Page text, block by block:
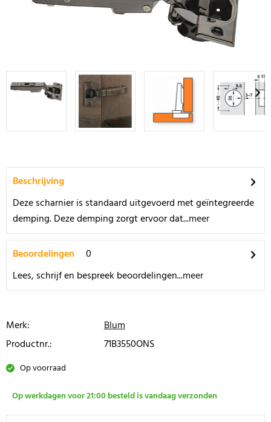
Beschrijving
Deze scharnier is standaard uitgevoerd met geïntegreerde
demping. Deze demping zorgt ervoor dat...meer
Beoordelingen
0
Lees, schrijf en bespreek beoordelingen...meer
Merk:
Blum
Productnr.:
71B3550ONS
Op voorraad
Op werkdagen voor 21:00 besteld is vandaag verzonden